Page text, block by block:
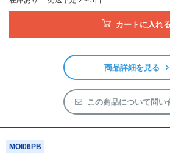
カートに入れる
商品詳細を見る
この商品について問い
MOI06PB